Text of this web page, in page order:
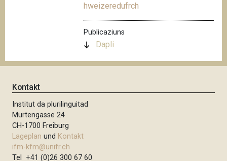
hweizeredufrch
Publicaziuns
Dapli
Kontakt
Institut da plurilinguitad
Murtengasse 24
CH-1700 Freiburg
Lageplan und Kontakt
ifm-kfm@unifr.ch
Tel +41 (0)26 300 67 60